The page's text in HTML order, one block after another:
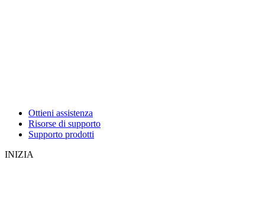
Ottieni assistenza
Risorse di supporto
Supporto prodotti
INIZIA